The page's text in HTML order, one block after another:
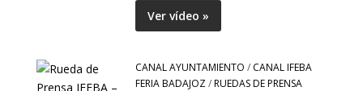
Ver vídeo »
CANAL AYUNTAMIENTO / CANAL IFEBA
FERIA BADAJOZ/RUEDAS DE PRENSA